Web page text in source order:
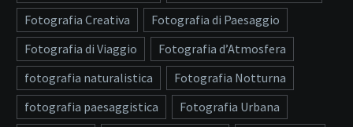
Fotografia Creativa
Fotografia di Paesaggio
Fotografia di Viaggio
Fotografia d’Atmosfera
fotografia naturalistica
Fotografia Notturna
fotografia paesaggistica
Fotografia Urbana